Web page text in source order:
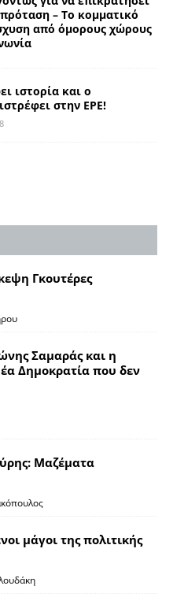
– Το κομματικό
από όμορους χώρους
ιστορία και ο
στην ΕΡΕ!
Γκουτέρες
Σαμαράς και η
Δημοκρατία που δεν
Μαζέματα
μάγοι της πολιτικής